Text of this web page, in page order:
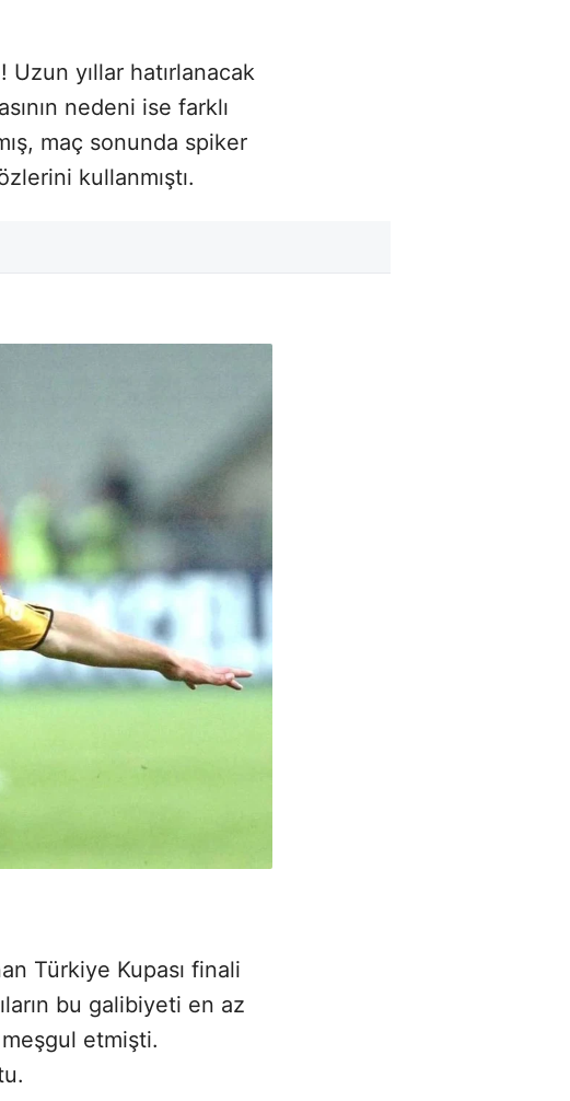
yıllar hatırlanacak
nedeni ise farklı
maç sonunda spiker
kullanmıştı.
Türkiye Kupası finali
bu galibiyeti en az
etmişti.